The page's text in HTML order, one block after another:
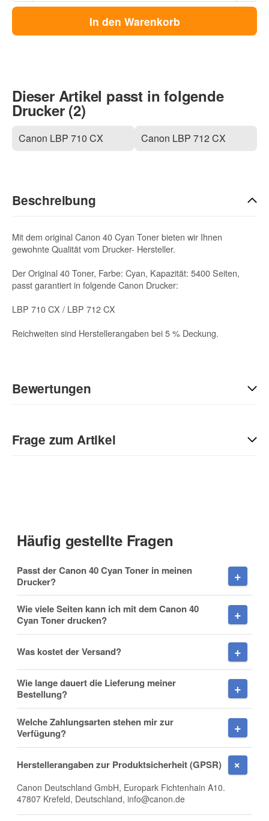
In den Warenkorb
Dieser Artikel passt in folgende
Drucker (2)
Canon LBP 710 CX Canon LBP 712 CX
Beschreibung
Mit dem original Canon 40 Cyan Toner bieten wir Ihnen
gewohnte Qualität vom Drucker- Hersteller.
Der Original 40 Toner, Farbe: Cyan, Kapazität: 5400 Seiten,
passt garantiert in folgende Canon Drucker:
LBP 710 CX / LBP 712 CX
Reichweiten sind Herstellerangaben bei 5 % Deckung.
Bewertungen
Sie Anderen bei der Kaufentscheidung:
Frage zum Artikel
Nachname
Firma
Häufig gestellte Fragen
Passt der Canon 40 Cyan Toner in meinen
Drucker?
Wie viele Seiten kann ich mit dem Canon 40
Cyan Toner drucken?
Was kostet der Versand?
Wie lange dauert die Lieferung meiner
Bestellung?
Welche Zahlungsarten stehen mir zur
Verfügung?
Herstellerangaben zur Produktsicherheit (GPSR)
Canon Deutschland GmbH, Europark Fichtenhain A10.
47807 Krefeld, Deutschland, info@canon.de